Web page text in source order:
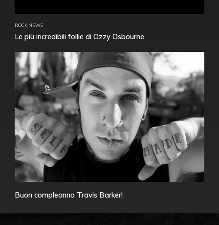
ROCK NEWS
Le più incredibili follie di Ozzy Osbourne
Buon compleanno Travis Barker!